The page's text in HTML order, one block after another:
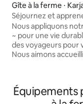
Gîte à la ferme ⋅
Séjournez et
biologique durable
Nous appliquons
~ pour une vie durable. Nous
des voyageurs pour
Nous aimons
améliorée et
les conditions des
de manière organique. Et
Équipements